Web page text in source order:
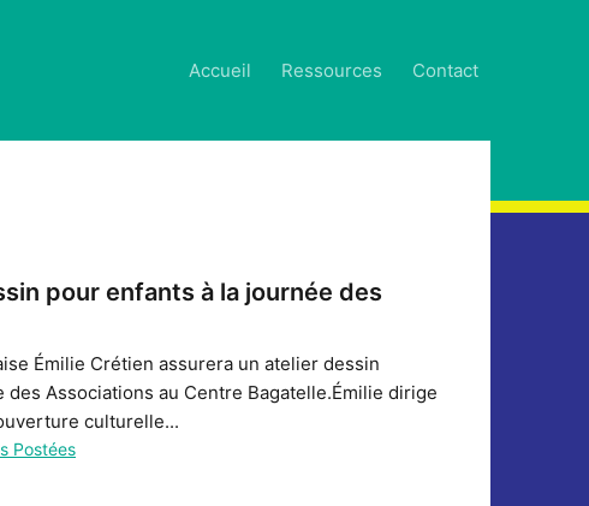
Accueil Ressources Contact
pour enfants à la journée des
Émilie Crétien assurera un atelier dessin
Associations au Centre Bagatelle.Émilie dirige
culturelle...
Postées